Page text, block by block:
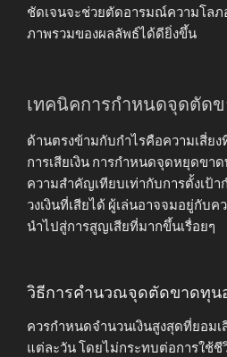
ชัดเจนจะช่วยตัดอารมณ์ความโล
ภาพรวมของผลลัพธ์ได้ดียิ่งขึ้น
เทคนิคการกำหนดจุดตัดข
ด้านตรงข้ามกับกำไรคือความเสี่ย
การเสียเงิน การกำหนดจุดหยุดขา
ความสำคัญเทียบเท่ากับการตั้งเป้า
วงเงินที่เสียได้ ผู้เล่นอาจจมอยู่กับ
นำไปสู่การสูญเสียที่มากขึ้นเรื่อยๆ
วิธีการคำนวณจุดตัดขาดทุน
ควรกำหนดจำนวนเงินสูงสุดที่ยอม
แต่ละวัน โดยไม่กระทบต่อการใช้ชี